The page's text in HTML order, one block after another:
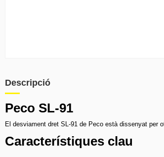
Descripció
Peco SL-91
El desviament dret SL-91 de Peco està dissenyat per
Característiques clau